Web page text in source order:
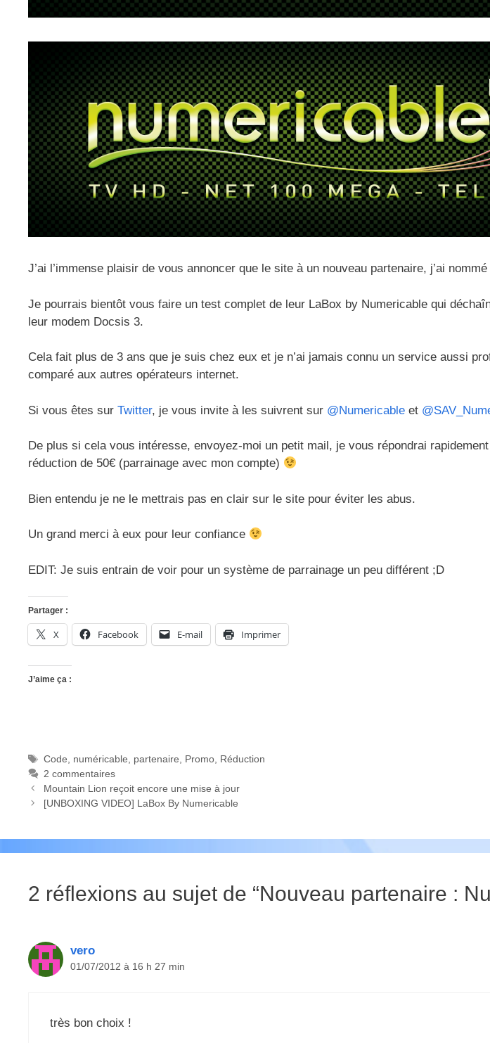
J’ai l’immense plaisir de vous annoncer que le site à un nouveau partenaire, j’ai nommé
Je pourrais bientôt vous faire un test complet de leur LaBox by Numericable qui
leur modem Docsis 3.
Cela fait plus de 3 ans que je suis chez eux et je n’ai jamais connu un service aussi
comparé aux autres opérateurs internet.
Si vous êtes sur Twitter, je vous invite à les suivrent sur @Numericable et
De plus si cela vous intéresse, envoyez-moi un petit mail, je vous répondrai
réduction de 50€ (parrainage avec mon compte)
Bien entendu je ne le mettrais pas en clair sur le site pour éviter les abus.
Un grand merci à eux pour leur confiance
EDIT: Je suis entrain de voir pour un système de parrainage un peu différent ;D
Partager :
X Facebook E-mail Imprimer
J’aime ça :
Étiquettes
Code, numéricable, partenaire, Promo, Réduction
2 commentaires
Mountain Lion reçoit encore une mise à jour
[UNBOXING VIDEO] LaBox By Numericable
2 réflexions au sujet de “Nouveau partenaire :
vero
01/07/2012 à 16 h 27 min
très bon choix !